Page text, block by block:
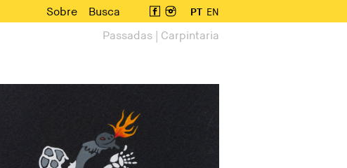
Sobre Busca PT EN
Passadas | Carpintaria